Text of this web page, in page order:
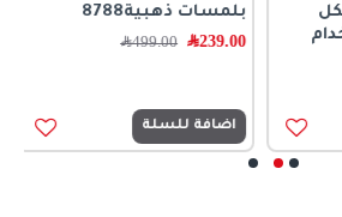
بلمسات ذهبية8788
239.00﷼ 499.00﷼
اضافة للسلة